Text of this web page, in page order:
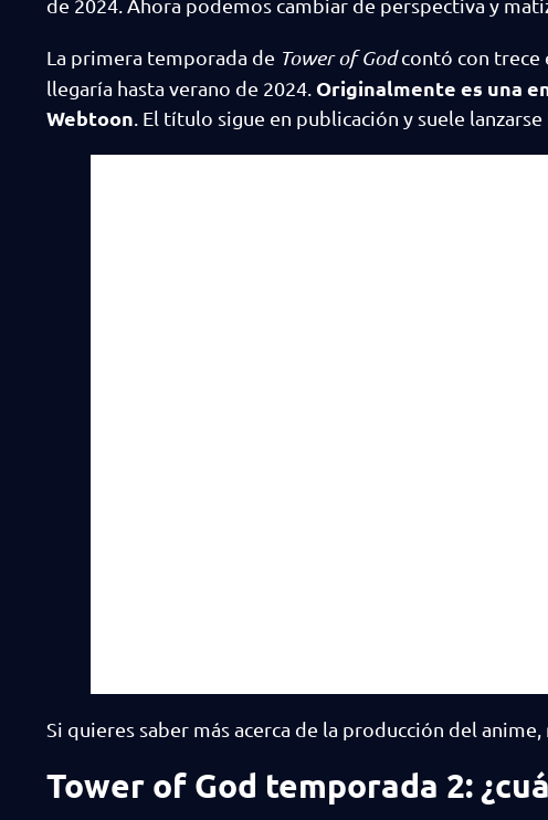
de 2024. Ahora podemos cambiar de perspectiva y
La primera temporada de Tower of Godcontó con trece
llegaría hasta verano de 2024. Originalmente es una
Webtoon . El título sigue en publicación y suele
Si quieres saber más acerca de la producción del
Tower of God temporada 2: